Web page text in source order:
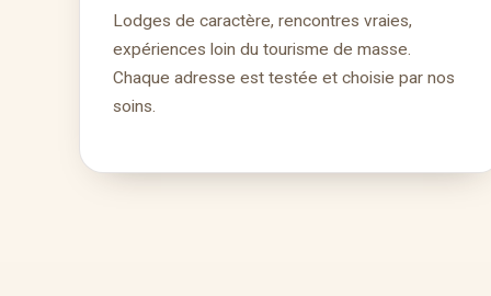
Lodges de caractère, rencontres vraies,
expériences loin du tourisme de masse.
Chaque adresse est testée et choisie par nos
soins.